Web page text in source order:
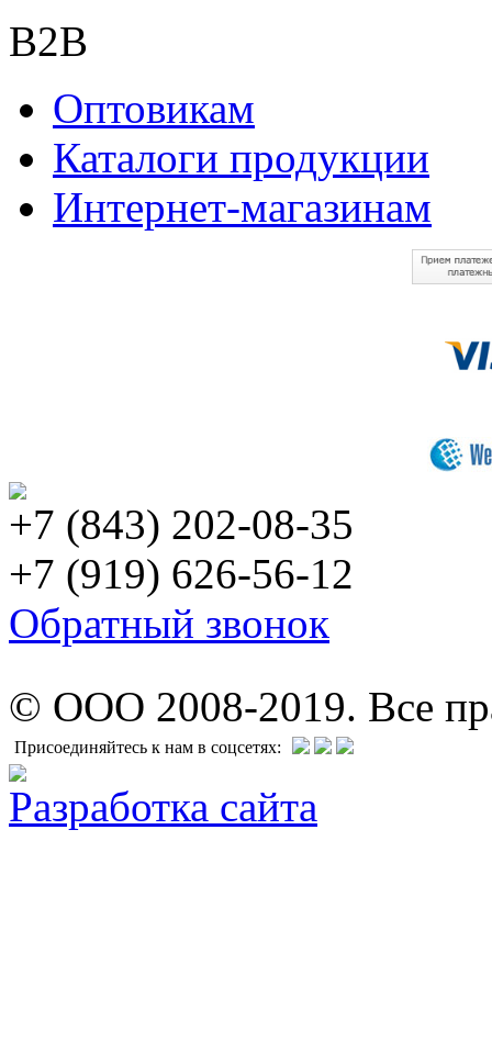
B2B
Оптовикам
Каталоги продукции
Интернет-магазинам
+7 (843) 202-08-35
+7 (919) 626-56-12
Обратный звонок
© ООО 2008-2019. Все
Присоединяйтесь к нам в соцсетях:
Разработка сайта